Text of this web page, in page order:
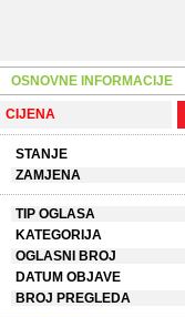
OSNOVNE INFORMACIJE
CIJENA
STANJE
ZAMJENA
TIP OGLASA
KATEGORIJA
OGLASNI BROJ
DATUM OBJAVE
BROJ PREGLEDA